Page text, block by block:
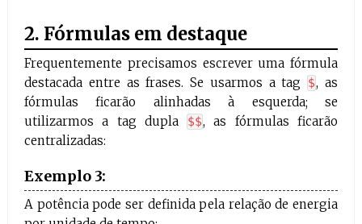
2. Fórmulas em destaque
Frequentemente precisamos escrever uma fórmula
destacada entre as frases. Se usarmos a tag
$, as
fórmulas ficarão alinhadas à esquerda; se
utilizarmos a tag dupla
$$, as fórmulas ficarão
centralizadas:
Exemplo 3:
A potência pode ser definida pela relação de energia